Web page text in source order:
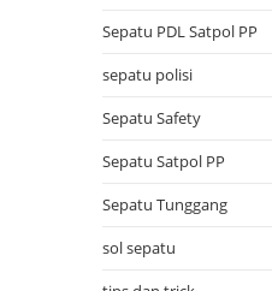
Sepatu PDL Satpol PP
sepatu polisi
Sepatu Safety
Sepatu Satpol PP
Sepatu Tunggang
sol sepatu